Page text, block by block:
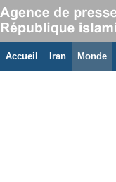
Accueil Iran Monde